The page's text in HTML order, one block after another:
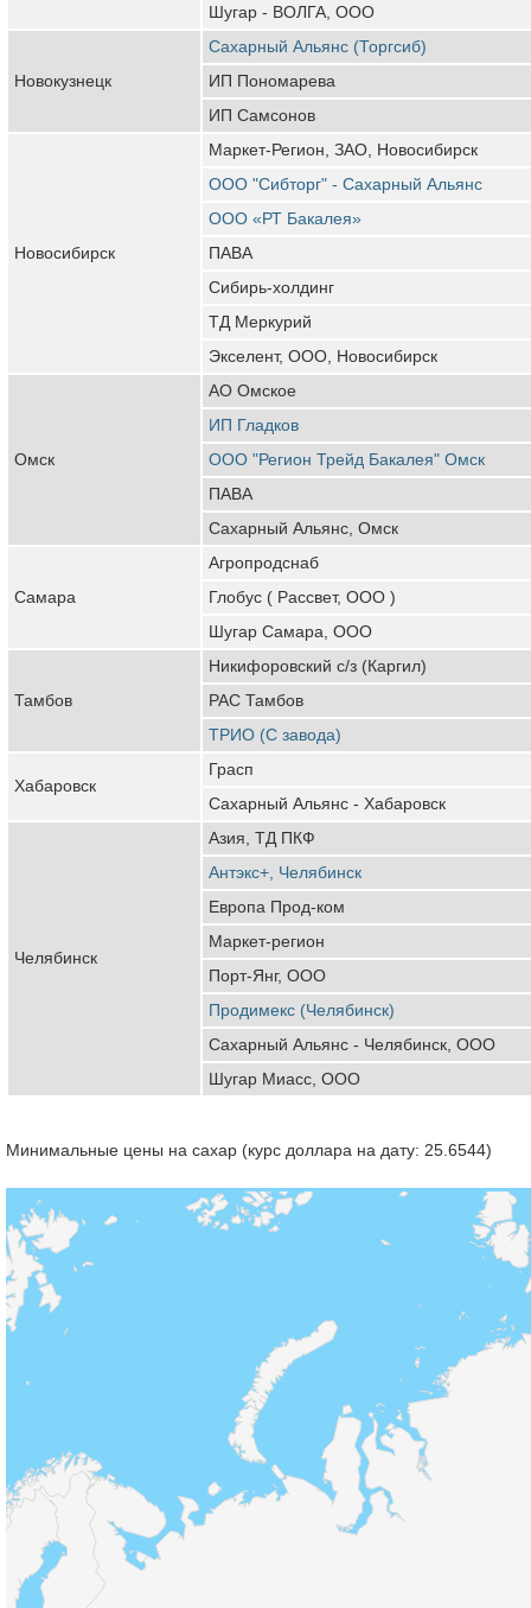
Шугар - ВОЛГА, ООО
Новокузнецк
Сахарный Альянс (Торгсиб)
ИП Пономарева
ИП Самсонов
Новосибирск
Маркет-Регион, ЗАО, Новосибирск
ООО "Сибторг" - Сахарный Альянс
ООО «РТ Бакалея»
ПАВА
Сибирь-холдинг
ТД Меркурий
Экселент, ООО, Новосибирск
Омск
АО Омское
ИП Гладков
ООО "Регион Трейд Бакалея" Омск
ПАВА
Сахарный Альянс, Омск
Самара
Агропродснаб
Глобус ( Рассвет, ООО )
Шугар Самара, ООО
Тамбов
Никифоровский с/з (Каргил)
РАС Тамбов
ТРИО (С завода)
Хабаровск
Грасп
Сахарный Альянс - Хабаровск
Челябинск
Азия, ТД ПКФ
Антэкс+, Челябинск
Европа Прод-ком
Маркет-регион
Порт-Янг, ООО
Продимекс (Челябинск)
Сахарный Альянс - Челябинск, ООО
Шугар Миасс, ООО
Минимальные цены на сахар (курс доллара на дату: 25.6544)